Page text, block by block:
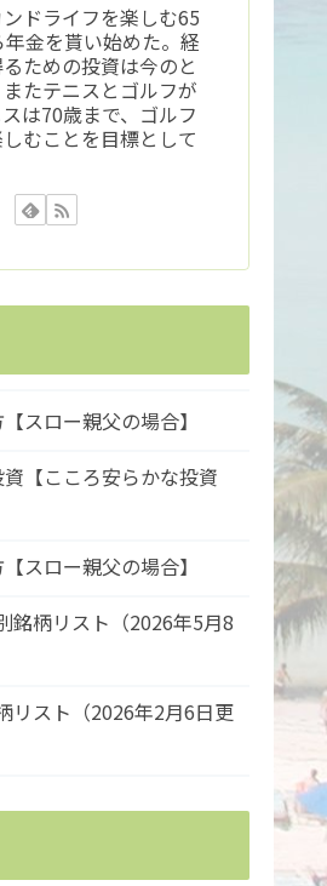
ドライフを楽しむ65
金を貰い始めた。経
ための投資は今のと
たテニスとゴルフが
は70歳まで、ゴルフ
むことを目標として
スロー親父の場合】
【こころ安らかな投資
スロー親父の場合】
銘柄リスト（2026年5月8
リスト（2026年2月6日更